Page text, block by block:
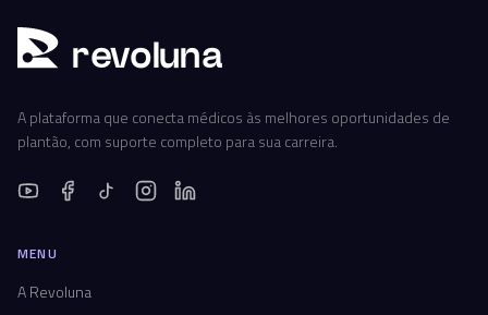
revoluna
A plataforma que conecta médicos às melhores oportunidades de
plantão, com suporte completo para sua carreira.
MENU
A Revoluna